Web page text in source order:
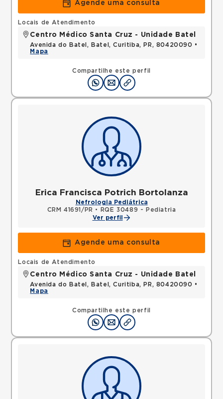
Agende uma consulta
Compartilhe este perfil
Locais de Atendimento
Centro Médico Santa Cruz - Unidade Batel
Avenida do Batel, Batel, Curitiba, PR, 80420090 •
Mapa
Erica Francisca Potrich Bortolanza
Nefrologia Pediátrica
CRM 41691/PR •
RQE 30489 - Pediatria
Ver perfil
Agende uma consulta
Compartilhe este perfil
Locais de Atendimento
Centro Médico Santa Cruz - Unidade Batel
Avenida do Batel, Batel, Curitiba, PR, 80420090 •
Mapa